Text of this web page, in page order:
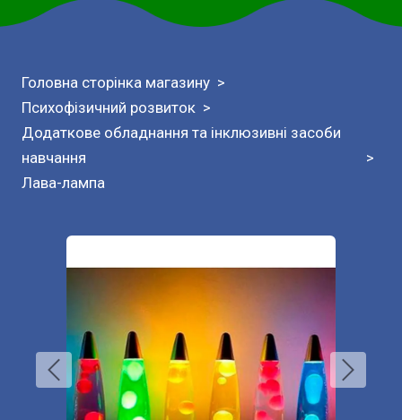
Головна сторінка магазину
Психофізичний розвиток
Додаткове обладнання та інклюзивні засоби
навчання
Лава-лампа